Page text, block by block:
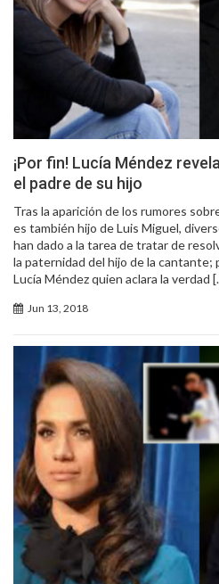
¡Por fin! Lucía Méndez
el padre de su hijo
Tras la aparición de los rumores
es también hijo de Luis Miguel,
han dado a la tarea de tratar de
la paternidad del hijo de la cantante;
Lucía Méndez quien aclara la verdad
Jun 13, 2018